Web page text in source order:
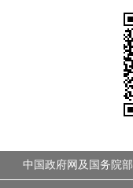
中国政府网及国务院